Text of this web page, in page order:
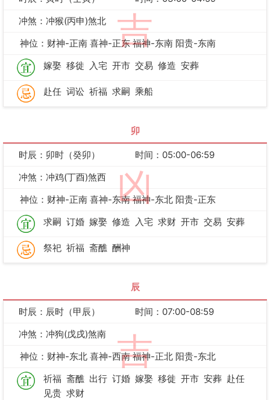
吉
冲煞：冲猴(丙申)煞北
神位：财神-正南 喜神-正东 福神-东南 阳贵-东南
嫁娶 移徙 入宅 开市 交易 修造 安葬
赴任 词讼 祈福 求嗣 乘船
卯
凶
时辰：卯时（癸卯）
时间：05:00-06:59
冲煞：冲鸡(丁酉)煞西
神位：财神-正南 喜神-东南 福神-东北 阳贵-正东
求嗣 订婚 嫁娶 修造 入宅 求财 开市 交易 安葬
祭祀 祈福 斋醮 酬神
辰
吉
时辰：辰时（甲辰）
时间：07:00-08:59
冲煞：冲狗(戊戌)煞南
神位：财神-东北 喜神-西南 福神-正北 阳贵-东北
祈福 斋醮 出行 订婚 嫁娶 移徙 开市 安葬 赴任
见贵 求财